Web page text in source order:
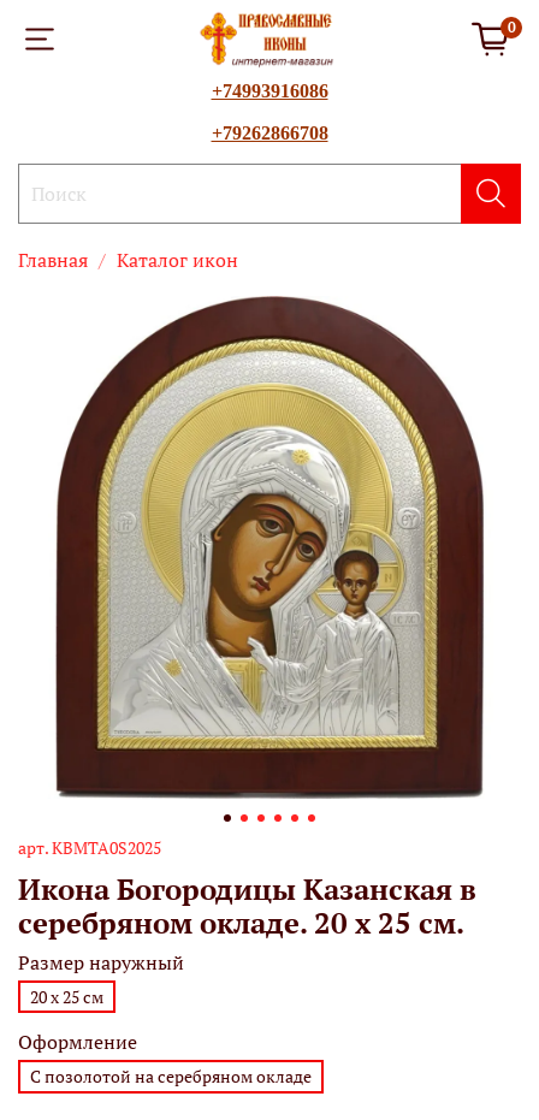
0
+74993916086
+79262866708
Главная Каталог икон
арт.КВМТА0S2025
Икона Богородицы Казанская в
серебряном окладе. 20 х 25 см.
Размер наружный
20 х 25 см
Оформление
С позолотой на серебряном окладе